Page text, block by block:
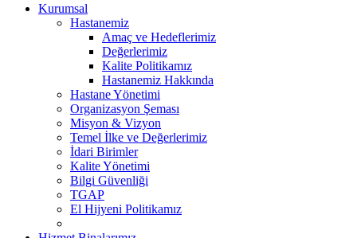
Kurumsal
Hastanemiz
Amaç ve Hedeflerimiz
Değerlerimiz
Kalite Politikamız
Hastanemiz Hakkında
Hastane Yönetimi
Organizasyon Şeması
Misyon & Vizyon
Temel İlke ve Değerlerimiz
İdari Birimler
Kalite Yönetimi
Bilgi Güvenliği
TGAP
El Hijyeni Politikamız